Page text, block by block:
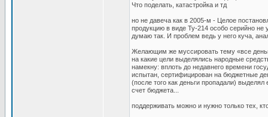
Что поделать, катастройка и тд
но не давеча как в 2005-м - Целое
продукцию в виде Ту-214 особо серийно
думаю так. И проблем ведь у него куча,
Желающим же муссировать тему «все
на какие цели выделялись народные
намекну: вплоть до недавнего времени
испытан, сертифицирован на бюджетные
(после того как деньги пропадали)
счет бюджета...
поддерживать можно и нужно только тех,